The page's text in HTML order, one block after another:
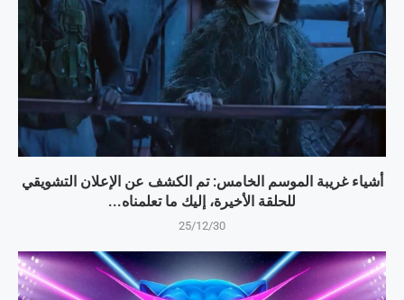
أشياء غريبة الموسم الخامس: تم الكشف عن الإعلان التشويقي
للحلقة الأخيرة، إليك ما تعلمناه...
25/12/30